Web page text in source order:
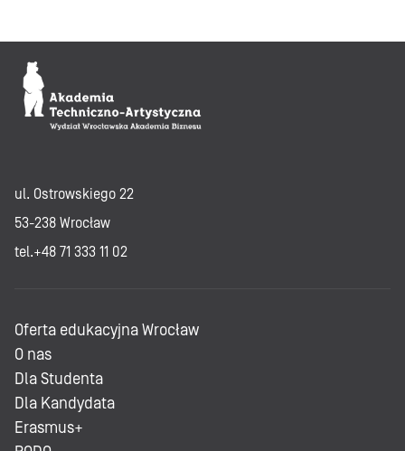
ul. Ostrowskiego 22
53-238 Wrocław
tel.+48 71 333 11 02
Oferta edukacyjna Wrocław
O nas
Dla Studenta
Dla Kandydata
Erasmus+